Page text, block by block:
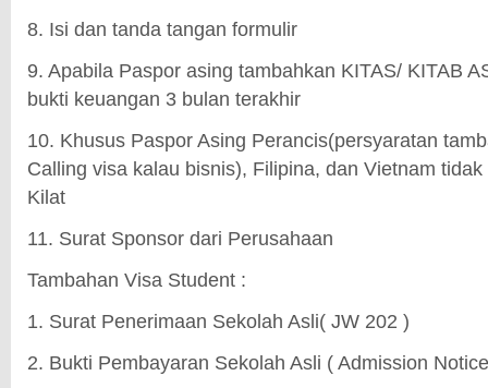
8. Isi dan tanda tangan formulir
9. Apabila Paspor asing tambahkan KITAS/ KITAB
bukti keuangan 3 bulan terakhir
10. Khusus Paspor Asing Perancis(persyaratan
Calling visa kalau bisnis), Filipina, dan Vietnam
Kilat
11. Surat Sponsor dari Perusahaan
Tambahan Visa Student :
1. Surat Penerimaan Sekolah Asli( JW 202 )
2. Bukti Pembayaran Sekolah Asli ( Admission